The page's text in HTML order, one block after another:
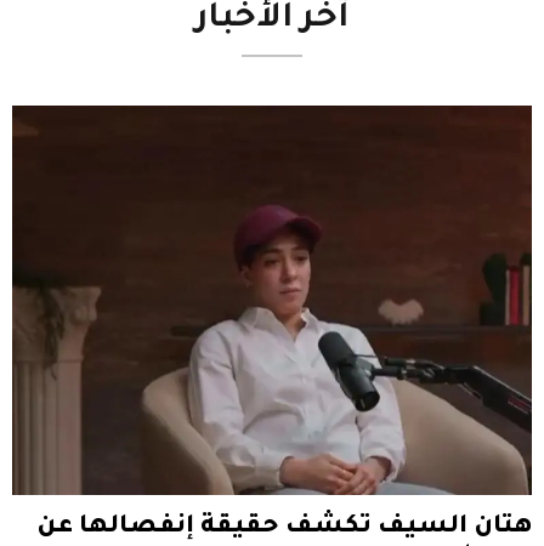
آخر الأخبار
هتان السيف تكشف حقيقة إنفصالها عن